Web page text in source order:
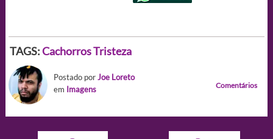
TAGS:CachorrosTristeza
Postado porJoe Loreto
em Imagens Comentários